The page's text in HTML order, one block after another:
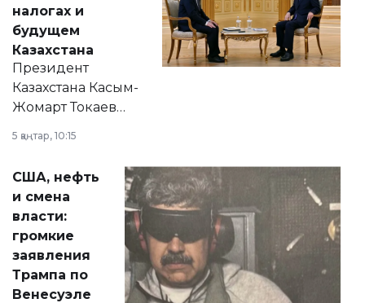
налогах и
будущем
Казахстана
Президент
Казахстана Касым-
Жомарт Токаев
сразу несколько
актуальных тем —
от слухов о
политических
реформах до
вопросов армии,
экономики и
личного здоровья.
5 қаңтар, 10:15
США, нефть
и смена
власти:
громкие
заявления
Трампа по
Венесуэле